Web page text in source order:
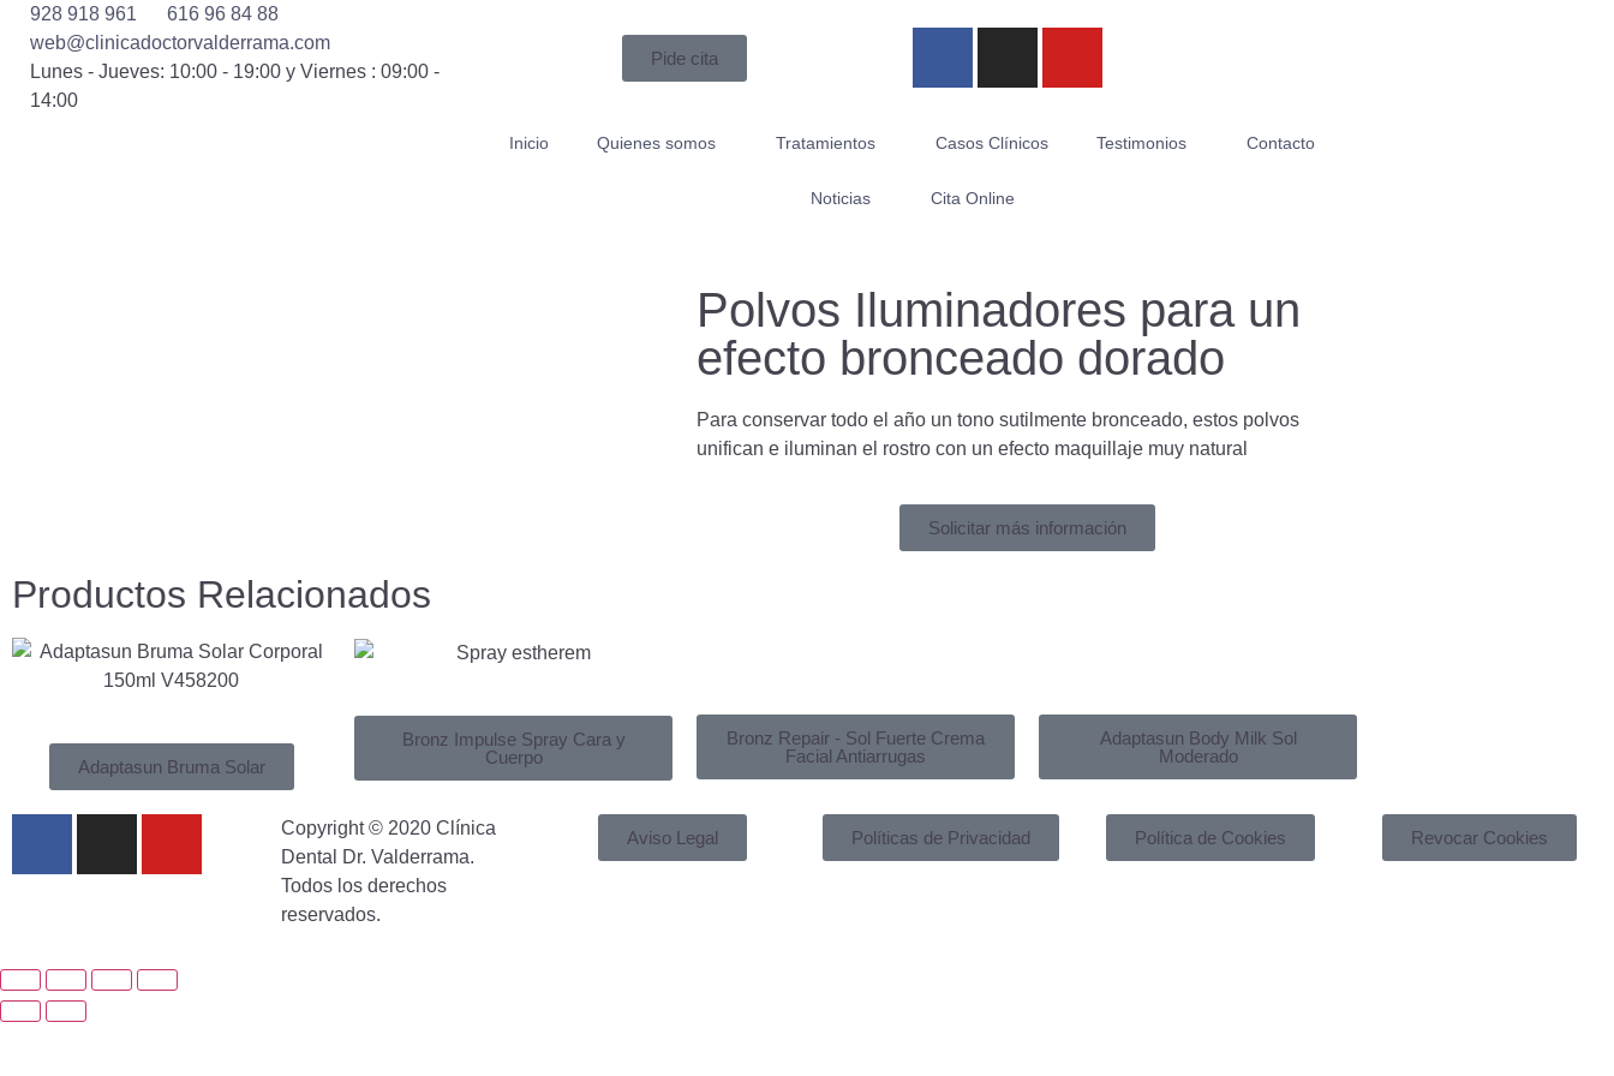
928 918 961
616 96 84 88
web@clinicadoctorvalderrama.com
Lunes - Jueves: 10:00 - 19:00 y Viernes : 09:00 -
14:00
Pide cita
Inicio Quienes somos Tratamientos Casos Clínicos Testimonios Contacto
Noticias Cita Online
Polvos Iluminadores para un
efecto bronceado dorado
Para conservar todo el año un tono sutilmente bronceado, estos polvos
unifican e iluminan el rostro con un efecto maquillaje muy natural
Solicitar más información
Productos Relacionados
Adaptasun Bruma Solar
Bronz Impulse Spray Cara y
Cuerpo
Bronz Repair - Sol Fuerte Crema
Facial Antiarrugas
Adaptasun Body Milk Sol
Moderado
Copyright © 2020 Clínica
Dental Dr. Valderrama.
Todos los derechos
reservados.
Aviso Legal Políticas de Privacidad Política de Cookies Revocar Cookies